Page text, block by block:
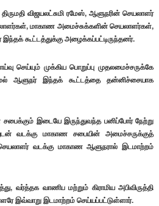
விஜயலட்சுமி ரமேஸ், ஆளுநரின் செயலாளர்
மாகாண அமைச்சுக்களின் செயலாளர்கள்,
கூட்டத்துக்கு அழைக்கப்பட்டிருந்தனர்.
முக்கிய பொறுப்பு முதலமைச்சருக்கே
ஆளுநர் இந்தக் கூட்டத்தை தன்னிச்சையாக
இடையே இருந்துவந்த பனிப்போர் நேற்று
வடக்கு மாகாண சபையின் அமைச்சருக்குத்
வடக்கு மாகாண ஆளுநரால் இடமாற்றம்
வர்த்தக வாணிப மற்றும் கிராமிய அபிவிருத்தி
இவ்வாறு இடமாற்றம் செய்யப்பட்டுள்ளார்.